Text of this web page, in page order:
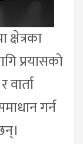
क्षेत्रका
प्रयासको
गर्न